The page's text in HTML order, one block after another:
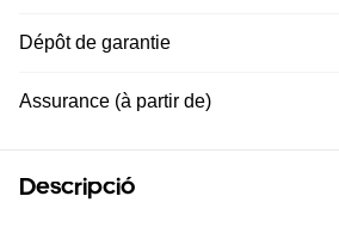
Dépôt de garantie
Assurance (à partir de)
Descripció